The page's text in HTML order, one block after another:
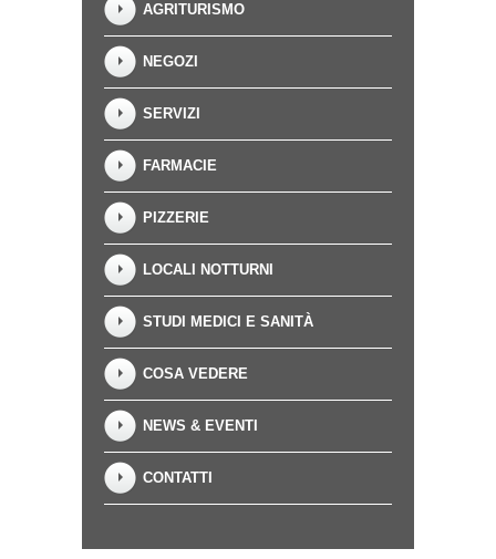
AGRITURISMO
NEGOZI
SERVIZI
FARMACIE
PIZZERIE
LOCALI NOTTURNI
STUDI MEDICI E SANITÀ
COSA VEDERE
NEWS & EVENTI
CONTATTI